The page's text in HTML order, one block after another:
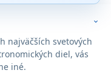
najväčších svetových
diel, vás
iné.
expand_more